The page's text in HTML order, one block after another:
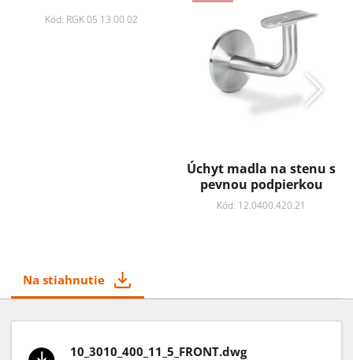
Kód: RGK 05 13 00 02
Úchyt madla na stenu s
pevnou podpierkou
Kód: 12.0400.420.21
Na stiahnutie
10_3010_400_11_5_FRONT.dwg